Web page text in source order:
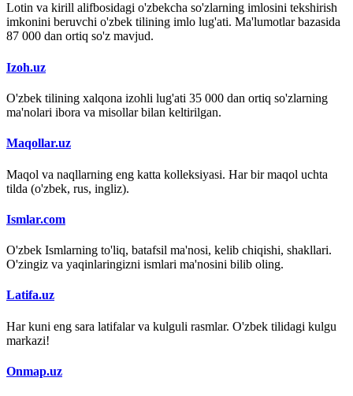
Lotin va kirill alifbosidagi o'zbekcha so'zlarning imlosini tekshirish
imkonini beruvchi o'zbek tilining imlo lug'ati. Ma'lumotlar bazasida
87 000 dan ortiq so'z mavjud.
Izoh.uz
O'zbek tilining xalqona izohli lug'ati 35 000 dan ortiq so'zlarning
ma'nolari ibora va misollar bilan keltirilgan.
Maqollar.uz
Maqol va naqllarning eng katta kolleksiyasi. Har bir maqol uchta
tilda (o'zbek, rus, ingliz).
Ismlar.com
O'zbek Ismlarning to'liq, batafsil ma'nosi, kelib chiqishi, shakllari.
O'zingiz va yaqinlaringizni ismlari ma'nosini bilib oling.
Latifa.uz
Har kuni eng sara latifalar va kulguli rasmlar. O'zbek tilidagi kulgu
markazi!
Onmap.uz